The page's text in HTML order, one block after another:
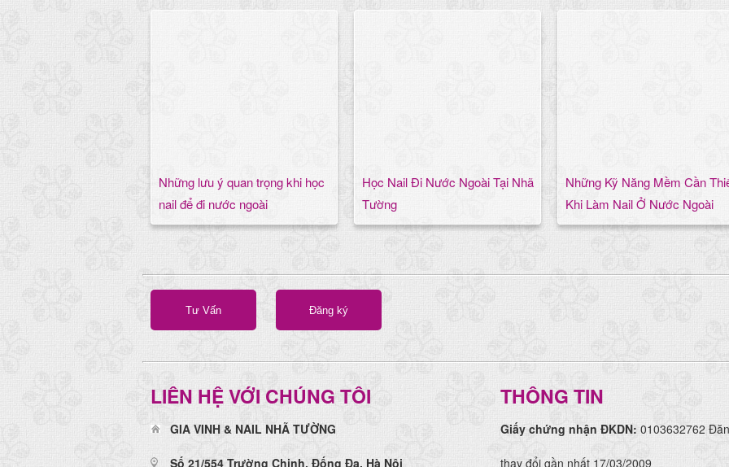
Những lưu ý quan trọng khi học
nail để đi nước ngoài
Học Nail Đi Nước Ngoài Tại Nhã
Tường
Những Kỹ Năng Mềm Cần
Khi Làm Nail Ở Nước Ngoài
Tư Vấn Đăng ký
THÔNG TIN
Giấy chứng nhận ĐKDN: 0103632762
thay đổi gần nhất 17/03/2009
LIÊN HỆ VỚI CHÚNG TÔI
GIA VINH & NAIL NHÃ TƯỜNG
Số 21/554 Trường Chinh, Đống Đa, Hà Nội